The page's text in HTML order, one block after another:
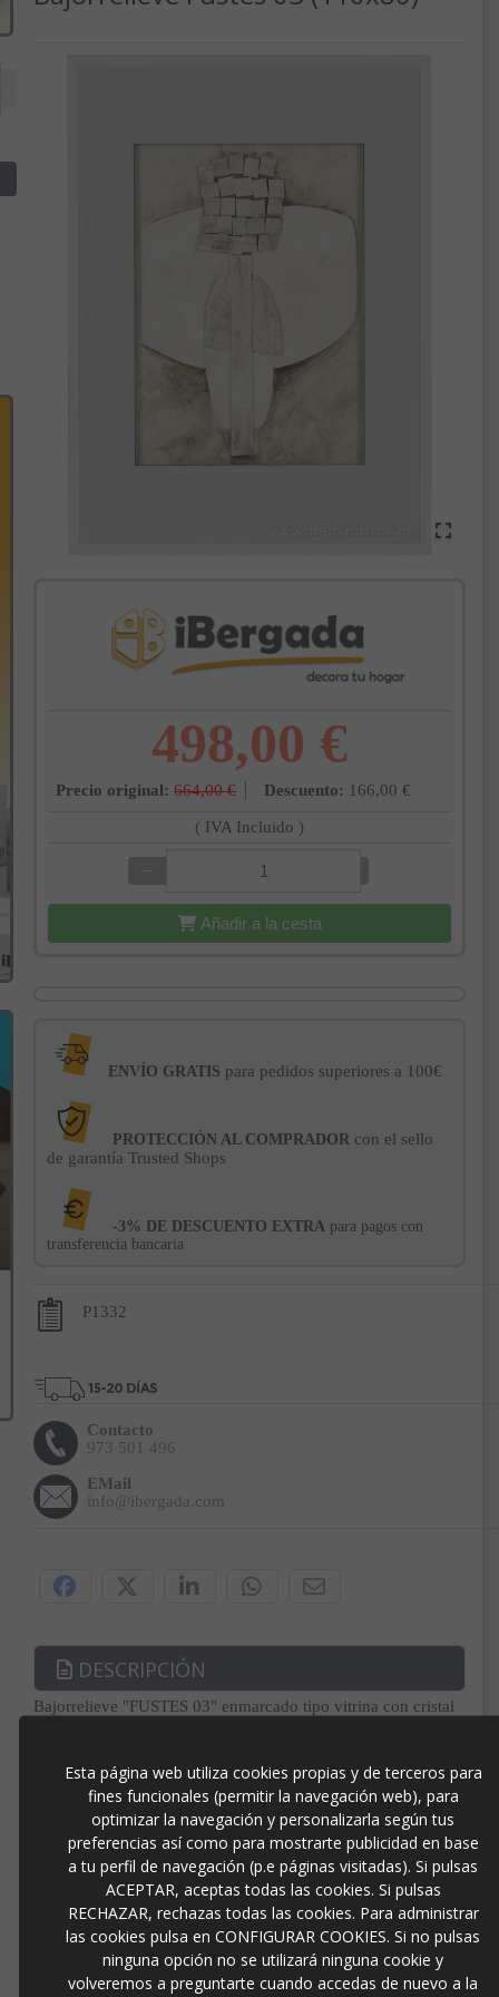
498,00 €
Precio original: 664,00 € Descuento: 166,00 €
( IVA Incluido )
−
Añadir a la cesta
ENVÍO GRATIS para pedidos superiores a 100€
PROTECCIÓN AL COMPRADOR con el sello
de garantía Trusted Shops
-3% DE DESCUENTO EXTRApara pagos con
transferencia bancaria
P1332
Contacto
973 501 496
EMail
info@ibergada.com
DESCRIPCIÓN
Bajorrelieve "FUSTES 03" enmarcado tipo vitrina con cristal
Producto con disponibilidad de compra solo para clientes de
España y Portugal.
110cm x 80cm
OPINIONES
Productos Relacionados
Esta página web utiliza cookies propias y de terceros para
fines funcionales (permitir la navegación web), para
optimizar la navegación y personalizarla según tus
preferencias así como para mostrarte publicidad en base
a tu perfil de navegación (p.e páginas visitadas). Si pulsas
ACEPTAR, aceptas todas las cookies. Si pulsas
RECHAZAR, rechazas todas las cookies. Para administrar
las cookies pulsa en CONFIGURAR COOKIES. Si no pulsas
ninguna opción no se utilizará ninguna cookie y
volveremos a preguntarte cuando accedas de nuevo a la